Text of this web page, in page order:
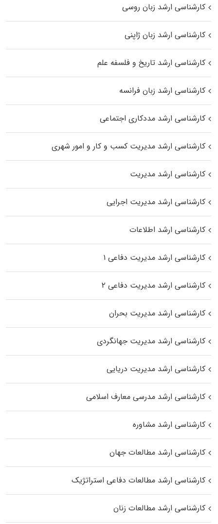
کارشناسی ارشد زبان روسی
کارشناسی ارشد زبان ژاپنی
کارشناسی ارشد تاریخ و فلسفه علم
کارشناسی ارشد زبان فرانسه
کارشناسی ارشد مددکاری اجتماعی
کارشناسی ارشد مدیریت کسب و کار و امور شهری
کارشناسی ارشد مدیریت
کارشناسی ارشد مدیریت اجرایی
کارشناسی ارشد اطلاعات
کارشناسی ارشد مدیریت دفاعی ۱
کارشناسی ارشد مدیریت دفاعی ۲
کارشناسی ارشد مدیریت بحران
کارشناسی ارشد مدیریت جهانگردی
کارشناسی ارشد مدیریت دریایی
کارشناسی ارشد مدرسی معارف اسلامی
کارشناسی ارشد مشاوره
کارشناسی ارشد مطالعات جهان
کارشناسی ارشد مطالعات دفاعی استراتژیک
کارشناسی ارشد مطالعات زنان